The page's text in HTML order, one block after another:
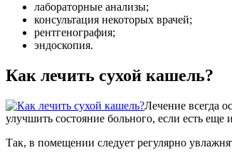
лабораторные анализы;
консультация некоторых врачей;
рентгенография;
эндоскопия.
Как лечить сухой кашель?
Лечение всегда
улучшить состояние больного, если есть еще
Так, в помещении следует регулярно